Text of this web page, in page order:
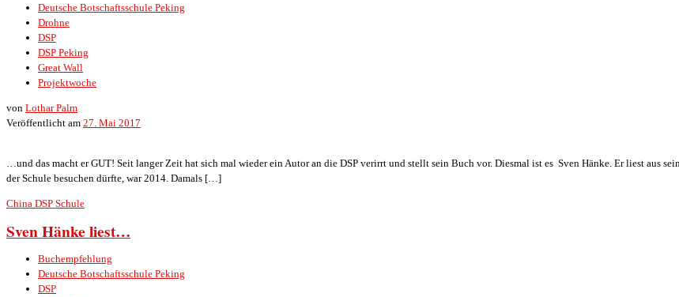
Deutsche Botschaftsschule Peking
Drohne
DSP
DSP Peking
Great Wall
Projektwoche
von Lothar Palm
Veröffentlicht am 27. Mai 2017
…und das macht er GUT! Seit langer Zeit hat sich mal wieder ein Autor an die DSP verirrt und stellt sein Buch vor. Diesmal ist es Sven Hänke. Er liest aus
der Schule besuchen dürfte, war 2014. Damals […]
China DSP Schule
Sven Hänke liest…
Buchempfehlung
Deutsche Botschaftsschule Peking
DSP